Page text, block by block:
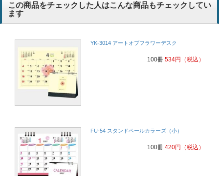
この商品をチェックした人はこんな商品もチェックしてい
ます
YK-3014 アートオブフラワーデスク
100冊 534円 （税込）
FU-54 スタンドペールカラーズ（小）
100冊 420円 （税込）